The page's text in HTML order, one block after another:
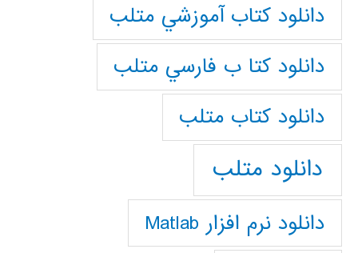
دانلود كتاب آموزشي متلب
دانلود كتا ب فارسي متلب
دانلود كتاب متلب
دانلود متلب
دانلود نرم افزار Matlab